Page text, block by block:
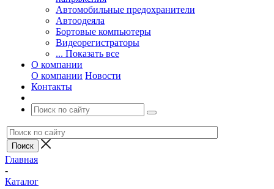
Автомобильные предохранители
Автоодеяла
Бортовые компьютеры
Видеорегистраторы
... Показать все
О компании
О компании Новости
Контакты
Главная
-
Каталог